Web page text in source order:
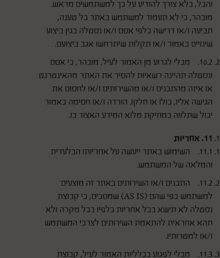
והכל, בלא צורך להודיע על כך למשתמשים מראש.
מובהר, כי לא תעמוד למשתמש באתר כל טענה,
תביעה ו/או דרישה כלפי אסם ו/או נסטלה בגין ביצוע
שינויים כאמור ו/או תקלות שיתרחשו אגב ביצועם.
10.2. מבלי לגרוע מן האמור לעיל, מובהר, כי אסם
ונסטלה תהיינה רשאיות להסיר את האתר מהאינטרנט
או איזה מהתכנים ו/או מהשירותים ו/או לחסום את
הגישה אליו, כולו או חלקו. הורדה ו/או חסימה כאמור
יכול שתלווה במחיקת מלוא המידע האצור בו.
11. אחריות
11.1. השימוש באתר ייעשה על אחריותו הבלעדית
והמלאה של המשתמש.
11.2. התכנים ו/או השירותים באתר זה מוצעים
למשתמש כפי שהם (AS IS) שמסכים, כי קבוצת
נסטלה לא תישא בכל אחריות כלפיו בכל מקרה ולא
תהא אחראית להתאמת השירותים לצרכי המשתמש
ו/או למטרותיו.
11.3. מבלי לפגוע בכלליות האמור לעיל, קבוצת